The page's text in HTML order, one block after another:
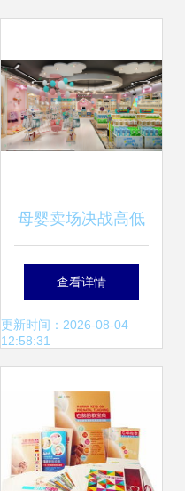
母婴卖场决战高低
的关键 选址中的业
态解析
查看详情
更新时间：2026-08-04
12:58:31